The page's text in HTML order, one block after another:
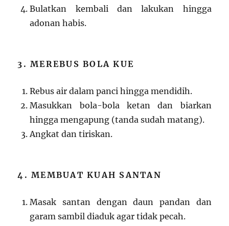
Bulatkan kembali dan lakukan hingga
adonan habis.
3. MEREBUS BOLA KUE
Rebus air dalam panci hingga mendidih.
Masukkan bola-bola ketan dan biarkan
hingga mengapung (tanda sudah matang).
Angkat dan tiriskan.
4. MEMBUAT KUAH SANTAN
Masak santan dengan daun pandan dan
garam sambil diaduk agar tidak pecah.